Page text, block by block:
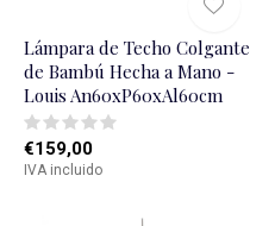
Lámpara de Techo Colgante
de Bambú Hecha a Mano -
Louis An60xP60xAl60cm
€159,00
IVA incluido